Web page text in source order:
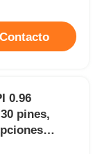
Contacto
0.96
pines,